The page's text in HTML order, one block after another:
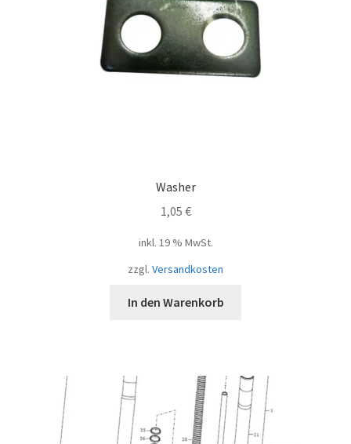
Washer
1,05 €
inkl. 19 % MwSt.
zzgl. Versandkosten
In den Warenkorb